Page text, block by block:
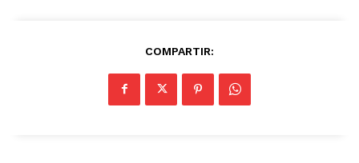
COMPARTIR: